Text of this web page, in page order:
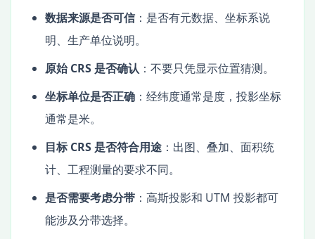
数据来源是否可信：是否有元数据、坐标系说
明、生产单位说明。
原始 CRS 是否确认 ：不要只凭显示位置猜测。
坐标单位是否正确 ：经纬度通常是度，投影坐标
通常是米。
目标 CRS 是否符合用途 ：出图、叠加、面积统
计、工程测量的要求不同。
是否需要考虑分带 ：高斯投影和 UTM 投影都可
能涉及分带选择。